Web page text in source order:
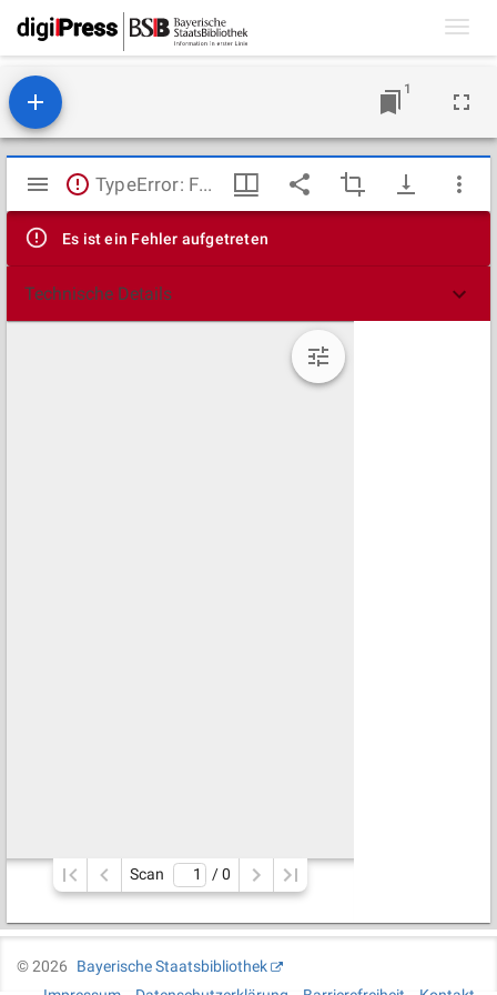
1
Mirador
Viewer
TypeError: Failed to fetch
Es ist ein Fehler aufgetreten
Technische Details
Scan / 0
©2026
Bayerische Staatsbibliothek